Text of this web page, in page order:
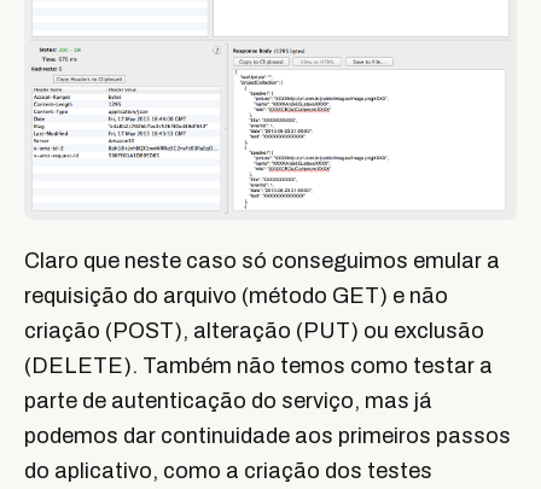
Claro que neste caso só conseguimos emular a
requisição do arquivo (método GET) e não
criação (POST), alteração (PUT) ou exclusão
(DELETE). Também não temos como testar a
parte de autenticação do serviço, mas já
podemos dar continuidade aos primeiros passos
do aplicativo, como a criação dos testes